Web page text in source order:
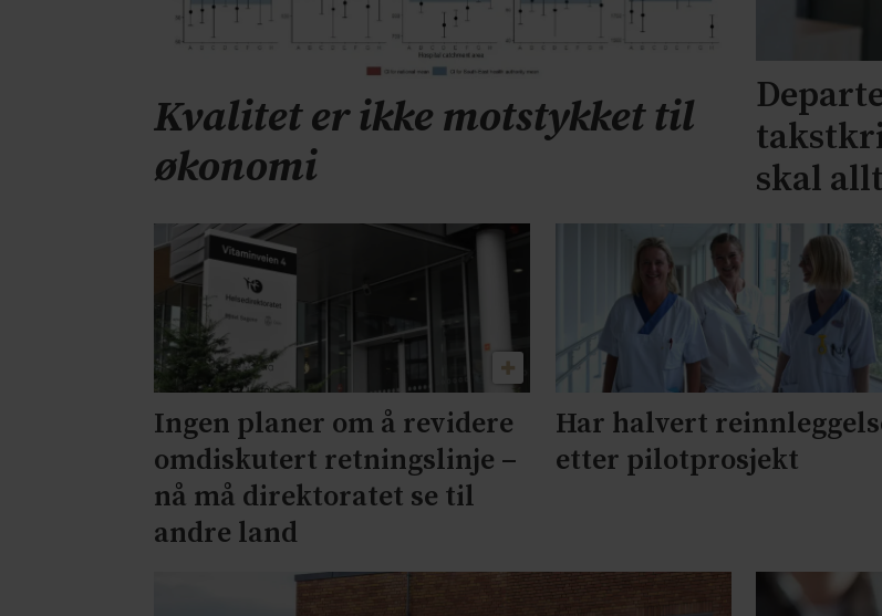
Kvalitet er ikke motstykket til
økonomi
skal
Ingen planer om å revidere
omdiskutert retningslinje –
nå må direktoratet se til
andre land
Har halvert
etter pilotprosjekt